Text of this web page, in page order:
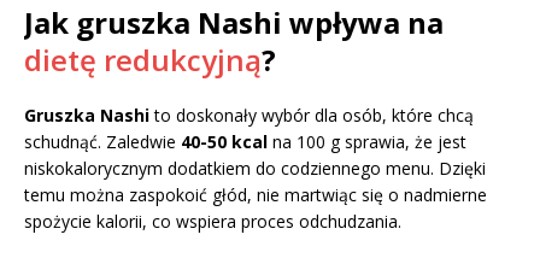
Jak gruszka Nashi wpływa na
dietę redukcyjną?
Gruszka Nashito doskonały wybór dla osób, które chcą
schudnąć. Zaledwie 40-50 kcal na 100 g sprawia, że jest
niskokalorycznym dodatkiem do codziennego menu. Dzięki
temu można zaspokoić głód, nie martwiąc się o nadmierne
spożycie kalorii, co wspiera proces odchudzania.